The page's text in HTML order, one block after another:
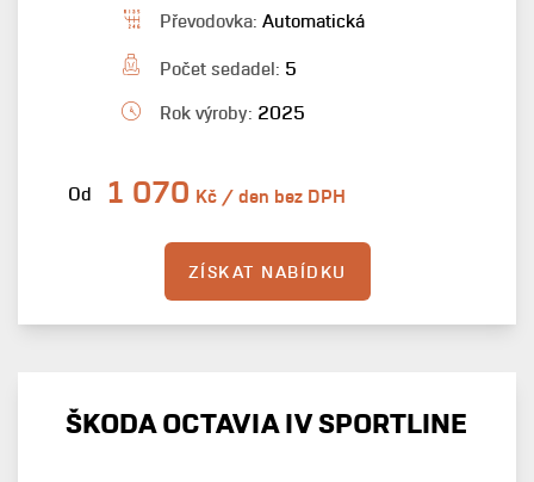
Převodovka: Automatická
Počet sedadel: 5
Rok výroby: 2025
Od 1 070 Kč / den bez DPH
ZÍSKAT NABÍDKU
ŠKODA OCTAVIA IV SPORTLINE